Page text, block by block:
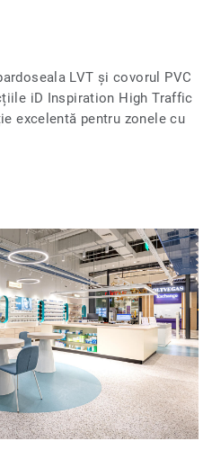
LVT și covorul PVC
iD Inspiration High Traffic
excelentă pentru zonele cu